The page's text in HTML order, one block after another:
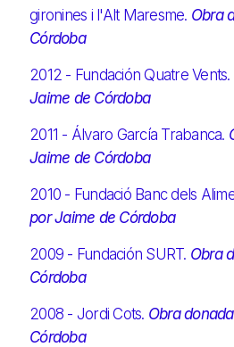
gironines i l'Alt Maresme. Obra
Córdoba
2012 - Fundación Quatre Vents.
Jaime de Córdoba
2011 - Álvaro García Trabanca.
Jaime de Córdoba
2010 - Fundació Banc dels
por Jaime de Córdoba
2009 - Fundación SURT. Obra
Córdoba
2008 - Jordi Cots. Obra
Córdoba